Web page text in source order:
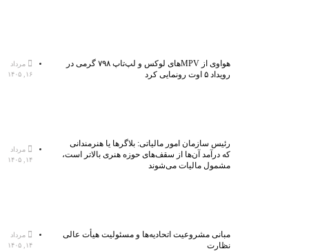
هواوی از MPVهای لوکس و لپ‌تاپ ۷۹۸ گرمی در
رویداد ۵ اوت رونمایی کرد
مرداد
۱۶, ۱۴۰۵
رئیس سازمان امور مالیاتی: بلاگر‌ها یا هنرمندانی
که درآمد آن‌ها از سقف‌های حوزه هنری بالاتر است،
مشمول مالیات می‌شوند
مرداد
۱۴, ۱۴۰۵
مبانی مشروعیت اتحادیه‌ها و مسئولیت هیأت عالی
نظارت
مرداد
۱۴, ۱۴۰۵